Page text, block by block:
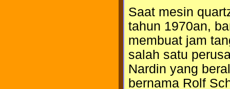
Saat mesin
tahun 1970an,
membuat jam
salah satu
Nardin yang
bernama Rolf